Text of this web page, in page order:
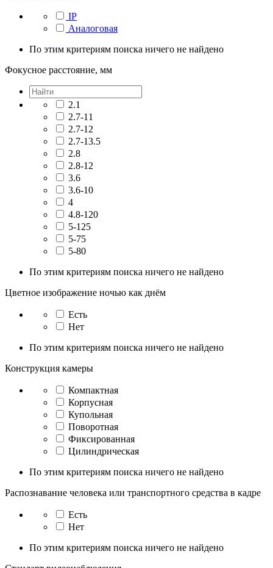
IP
Аналоговая
По этим критериям поиска ничего не найдено
Фокусное расстояние, мм
2.1
2.7-11
2.7-12
2.7-13.5
2.8
2.8-12
3.6
3.6-10
4
4.8-120
5-125
5-75
5-80
По этим критериям поиска ничего не найдено
Цветное изображение ночью как днём
Есть
Нет
По этим критериям поиска ничего не найдено
Конструкция камеры
Компактная
Корпусная
Купольная
Поворотная
Фиксированная
Цилиндрическая
По этим критериям поиска ничего не найдено
Распознавание человека или транспортного средства в кадре
Есть
Нет
По этим критериям поиска ничего не найдено